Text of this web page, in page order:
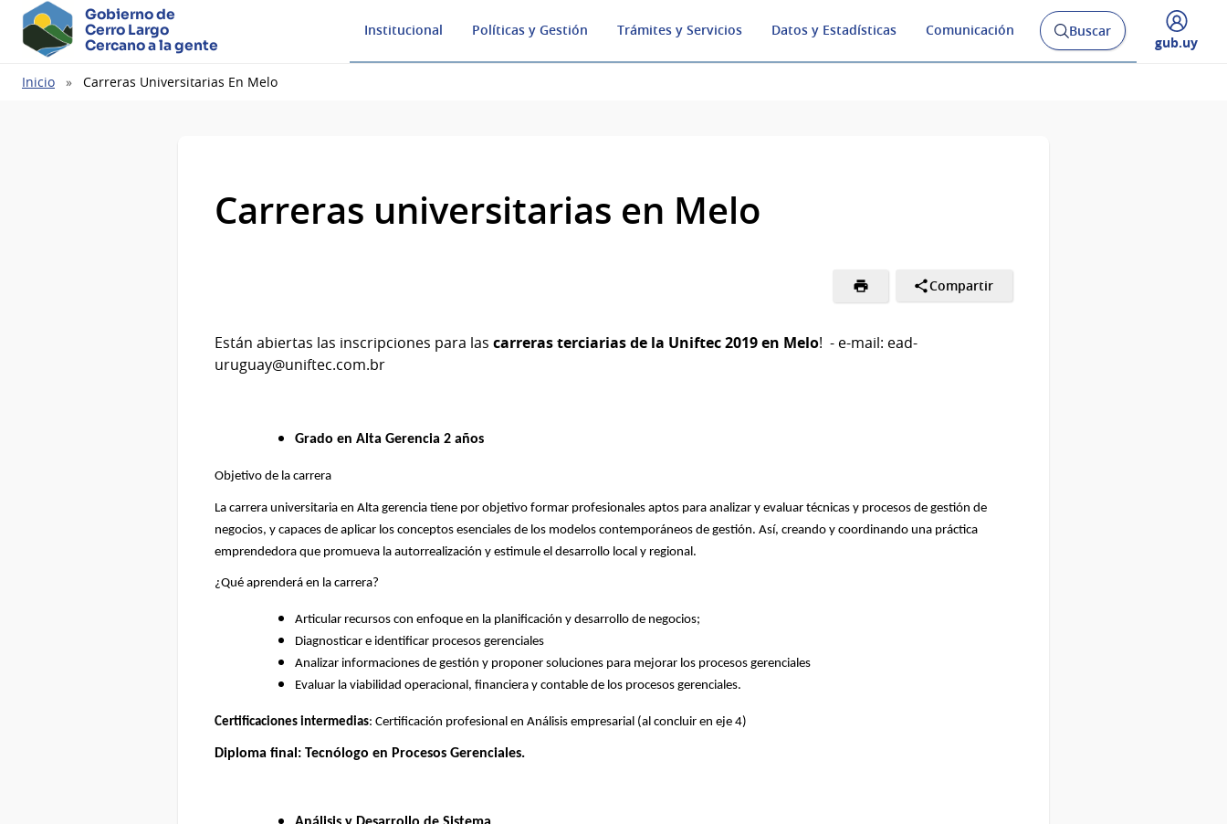
Gobierno de
Cerro Largo
Cercano a la gente
Institucional Políticas y Gestión Trámites y Servicios Datos y Estadísticas Comunicación
Abrir
buscador
Buscar
Desplegar
gub.uy
Ruta
Inicio Carreras Universitarias En Melo
Carreras universitarias en Melo
Compartir
Están abiertas las inscripciones para las carreras terciarias de la Uniftec 2019 en Melo! - e-mail: ead-
uruguay@uniftec.com.br
Grado en Alta Gerencia 2 años
Objetivo de la carrera
La carrera universitaria en Alta gerencia tiene por objetivo formar profesionales aptos para analizar y evaluar técnicas y procesos de gestión de
negocios, y capaces de aplicar los conceptos esenciales de los modelos contemporáneos de gestión. Así, creando y coordinando una práctica
emprendedora que promueva la autorrealización y estimule el desarrollo local y regional.
¿Qué aprenderá en la carrera?
Articular recursos con enfoque en la planificación y desarrollo de negocios;
Diagnosticar e identificar procesos gerenciales
Analizar informaciones de gestión y proponer soluciones para mejorar los procesos gerenciales
Evaluar la viabilidad operacional, financiera y contable de los procesos gerenciales.
Certificaciones intermedias: Certificación profesional en Análisis empresarial (al concluir en eje 4)
Diploma final: Tecnólogo en Procesos Gerenciales.